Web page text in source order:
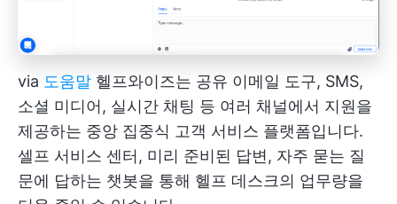
via 도움말 헬프와이즈는 공유 이메일 도구, SMS,
소셜 미디어, 실시간 채팅 등 여러 채널에서 지원을
제공하는 중앙 집중식 고객 서비스 플랫폼입니다.
셀프 서비스 센터, 미리 준비된 답변, 자주 묻는 질
문에 답하는 챗봇을 통해 헬프 데스크의 업무량을